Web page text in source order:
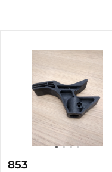
853